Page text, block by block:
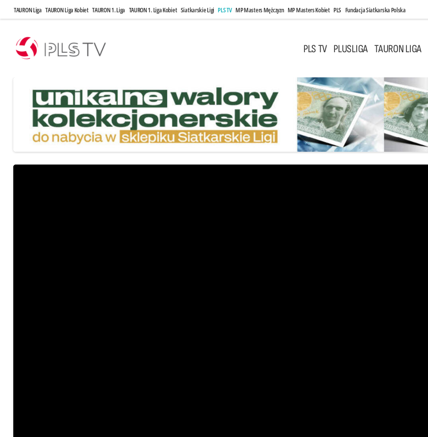
TAURON Liga TAURON Liga Kobiet TAURON 1. Liga TAURON 1. Liga Kobiet Siatkarskie Ligi PLS TV MP Masters Mężczyzn MP Masters Kobiet PLS Fundacja Siatkarska Polska
PLS TV PLUSLIGA TAURON LIGA